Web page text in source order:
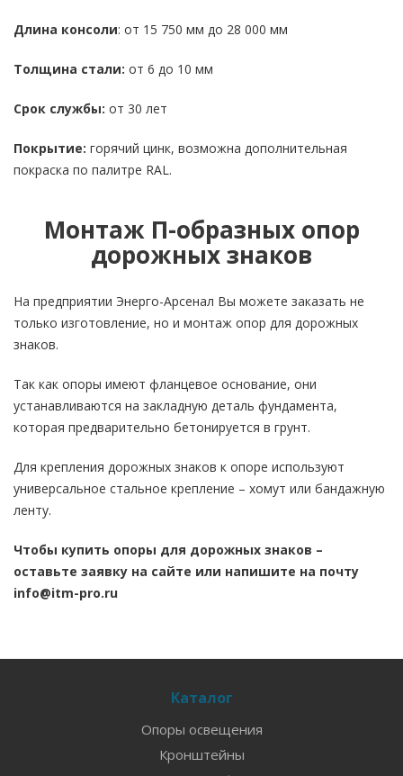
Длина консоли: от 15 750 мм до 28 000 мм
Толщина стали: от 6 до 10 мм
Срок службы: от 30 лет
Покрытие: горячий цинк, возможна дополнительная
покраска по палитре RAL.
Монтаж П-образных опор
дорожных знаков
На предприятии Энерго-Арсенал Вы можете заказать не
только изготовление, но и монтаж опор для дорожных
знаков.
Так как опоры имеют фланцевое основание, они
устанавливаются на закладную деталь фундамента,
которая предварительно бетонируется в грунт.
Для крепления дорожных знаков к опоре используют
универсальное стальное крепление – хомут или бандажную
ленту.
Чтобы купить опоры для дорожных знаков –
оставьте заявку на сайте или напишите на почту
info@itm-pro.ru
Каталог
Опоры освещения
Кронштейны